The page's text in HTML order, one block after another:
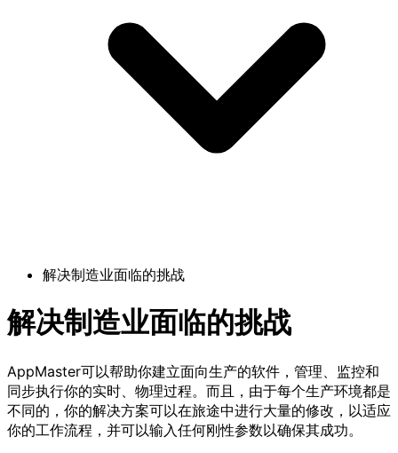
解决制造业面临的挑战
解决制造业面临的挑战
AppMaster可以帮助你建立面向生产的软件，管理、监控和
同步执行你的实时、物理过程。而且，由于每个生产环境都是
不同的，你的解决方案可以在旅途中进行大量的修改，以适应
你的工作流程，并可以输入任何刚性参数以确保其成功。